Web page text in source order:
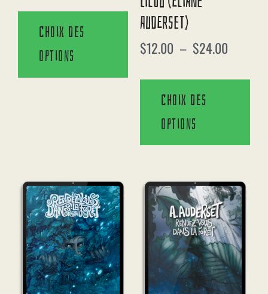
Choix des
options
Auderset)
$12.00 – $24.00
Choix des
options